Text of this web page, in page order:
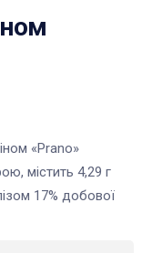
«Prano»
містить 4,29 г
17% добової